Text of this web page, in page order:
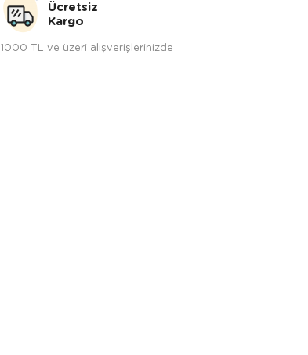
Ücretsiz
Kargo
1000 TL ve üzeri alışverişlerinizde